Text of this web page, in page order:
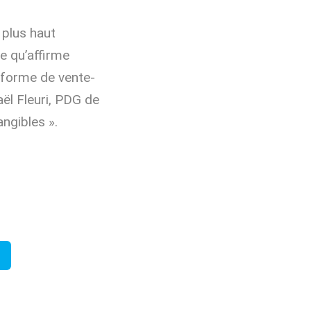
haut
qu’affirme
de vente-
Fleuri, PDG de
».